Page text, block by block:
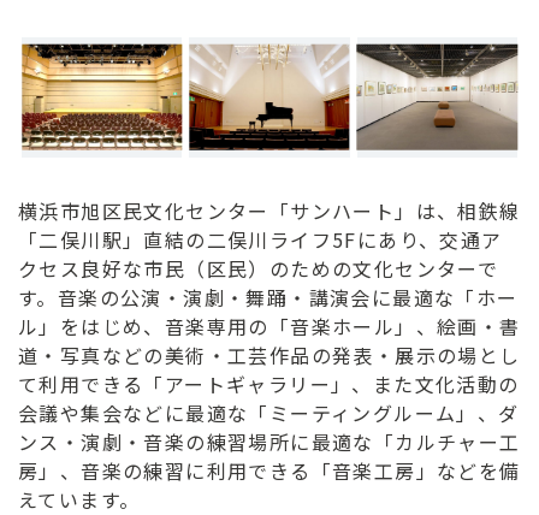
横浜市旭区民文化センター「サンハート」は、相鉄線
「二俣川駅」直結の二俣川ライフ5Fにあり、交通ア
クセス良好な市民（区民）のための文化センターで
す。音楽の公演・演劇・舞踊・講演会に最適な「ホー
ル」をはじめ、音楽専用の「音楽ホール」、絵画・書
道・写真などの美術・工芸作品の発表・展示の場とし
て利用できる「アートギャラリー」、また文化活動の
会議や集会などに最適な「ミーティングルーム」、ダ
ンス・演劇・音楽の練習場所に最適な「カルチャー工
房」、音楽の練習に利用できる「音楽工房」などを備
えています。